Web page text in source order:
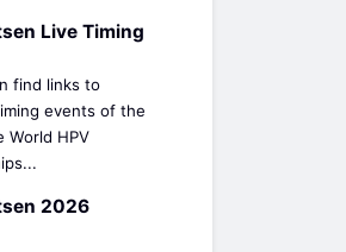
Live Timing
find links to
events of the
World HPV
2026